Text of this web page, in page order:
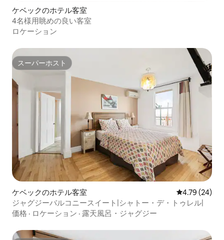
ケベックのホテル客室
4名様用眺めの良い客室
ロケーション
スーパーホスト
スーパーホスト
ケベックのホテル客室 レビュー24
4.79 (24)
ジャグジーバルコニースイート|シャトー・デ・トゥレル|
価格 · ロケーション · 露天風呂・ジャグジー